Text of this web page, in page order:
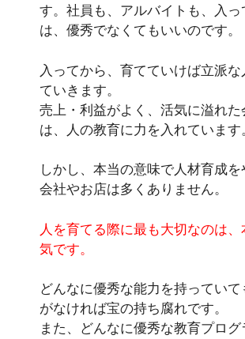
す。社員も、アルバイトも、入っ
は、優秀でなくてもいいのです。
入ってから、育てていけば立派な
ていきます。
売上・利益がよく、活気に溢れ
は、人の教育に力を入れています
しかし、本当の意味で人材育成を
会社やお店は多くありません。
人を育てる際に最も大切なのは、
気です。
どんなに優秀な能力を持ってい
がなければ宝の持ち腐れです。
また、どんなに優秀な教育プログ